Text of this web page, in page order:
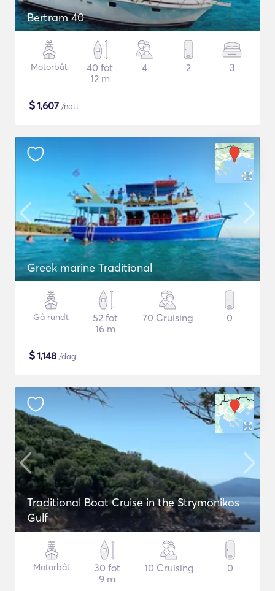
Bertram 40
Motorbåt
40 fot
12 m
4 2 3
$1,607 /natt
Greek marine Traditional
Gå rundt
52 fot
16 m
70 Cruising 0
$1,148 /dag
Traditional Boat Cruise in the Strymonikos
Gulf
Motorbåt
30 fot
9 m
10 Cruising 0